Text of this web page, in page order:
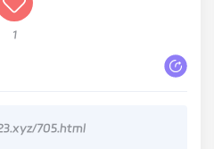
1
705.html